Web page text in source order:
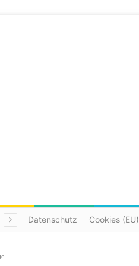
Datenschutz Cookies (EU)